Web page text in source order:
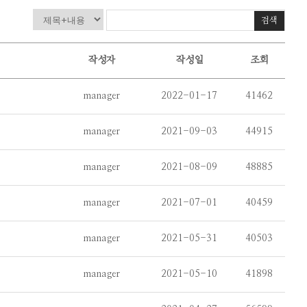
검색
작성자 작성일 조회
manager 2022-01-17 41462
manager 2021-09-03 44915
manager 2021-08-09 48885
manager 2021-07-01 40459
manager 2021-05-31 40503
manager 2021-05-10 41898